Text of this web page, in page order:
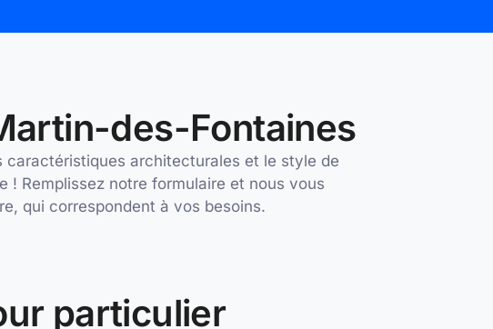
des-Fontaines
architecturales et le style de
! Remplissez notre formulaire et nous vous
qui correspondent à vos besoins.
particulier